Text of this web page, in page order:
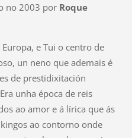
no 2003 por Roque
e Tui o centro de
un neno que ademais é
de prestidixitación
unha época de reis
ao amor e á lírica que ás
ao contorno onde